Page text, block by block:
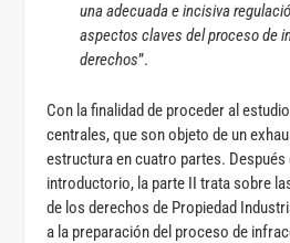
una adecuada e incisiva
aspectos claves del proceso de
derechos”.
Con la finalidad de proceder al
centrales, que son objeto de un
estructura en cuatro partes. Después
introductorio, la parte II trata sobre
de los derechos de Propiedad
a la preparación del proceso de